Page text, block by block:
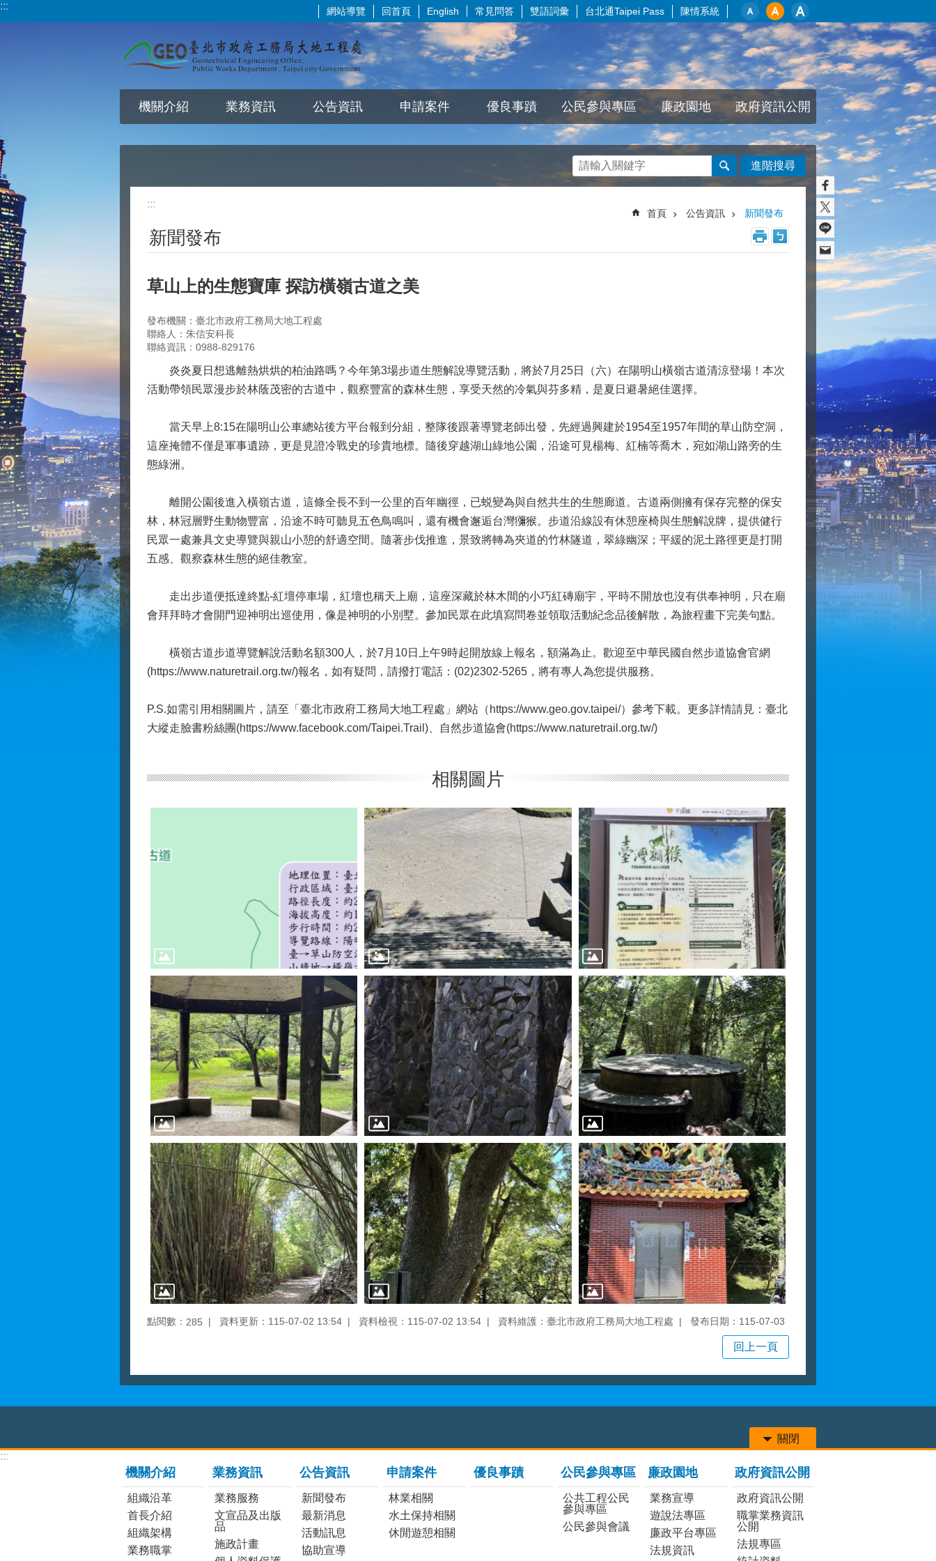
跳到主要內容區塊
::: 網站導覽 回首頁 English 常見問答 雙語詞彙 台北通Taipei Pass 陳情系統
機關介紹 業務資訊 公告資訊 申請案件 優良事蹟 公民參與專區 廉政園地 政府資訊公開
進階搜尋
:::
首頁 公告資訊 新聞發布
新聞發布
草山上的生態寶庫 探訪橫嶺古道之美
發布機關：臺北市政府工務局大地工程處
聯絡人：朱信安科長
聯絡資訊：0988-829176
炎炎夏日想逃離熱烘烘的柏油路嗎？今年第3場步道生態解說導覽活動，將於7月25日（六）在陽明山橫嶺古道清涼登場！本次
活動帶領民眾漫步於林蔭茂密的古道中，觀察豐富的森林生態，享受天然的冷氣與芬多精，是夏日避暑絕佳選擇。
當天早上8:15在陽明山公車總站後方平台報到分組，整隊後跟著導覽老師出發，先經過興建於1954至1957年間的草山防空洞，
這座掩體不僅是軍事遺跡，更是見證冷戰史的珍貴地標。隨後穿越湖山綠地公園，沿途可見楊梅、紅楠等喬木，宛如湖山路旁的生
態綠洲。
離開公園後進入橫嶺古道，這條全長不到一公里的百年幽徑，已蜕變為與自然共生的生態廊道。古道兩側擁有保存完整的保安
林，林冠層野生動物豐富，沿途不時可聽見五色鳥鳴叫，還有機會邂逅台灣獼猴。步道沿線設有休憩座椅與生態解說牌，提供健行
民眾一處兼具文史導覽與親山小憩的舒適空間。隨著步伐推進，景致將轉為夾道的竹林隧道，翠綠幽深；平緩的泥土路徑更是打開
五感、觀察森林生態的絕佳教室。
走出步道便抵達終點-紅壇停車場，紅壇也稱天上廟，這座深藏於林木間的小巧紅磚廟宇，平時不開放也沒有供奉神明，只在廟
會拜拜時才會開門迎神明出巡使用，像是神明的小別墅。參加民眾在此填寫問卷並領取活動紀念品後解散，為旅程畫下完美句點。
橫嶺古道步道導覽解說活動名額300人，於7月10日上午9時起開放線上報名，額滿為止。歡迎至中華民國自然步道協會官網
(https://www.naturetrail.org.tw/)報名，如有疑問，請撥打電話：(02)2302-5265，將有專人為您提供服務。
P.S.如需引用相關圖片，請至「臺北市政府工務局大地工程處」網站（https://www.geo.gov.taipei/）參考下載。更多詳情請見：臺北
大縱走臉書粉絲團(https://www.facebook.com/Taipei.Trail)、自然步道協會(https://www.naturetrail.org.tw/)
相關圖片
點閱數： 285 資料更新：115-07-02 13:54 資料檢視：115-07-02 13:54 資料維護：臺北市政府工務局大地工程處 發布日期：115-07-03
回上一頁
關閉
:::
機關介紹
組織沿革
首長介紹
組織架構
業務職掌
業務資訊
業務服務
文宣品及出版
品
施政計畫
公告資訊
新聞發布
最新消息
活動訊息
協助宣導
申請案件
林業相關
水土保持相關
休閒遊憩相關
優良事蹟 公民參與專區
公共工程公民
參與專區
公民參與會議
廉政園地
業務宣導
遊說法專區
廉政平台專區
法規資訊
政府資訊公開
政府資訊公開
職掌業務資訊
公開
法規專區